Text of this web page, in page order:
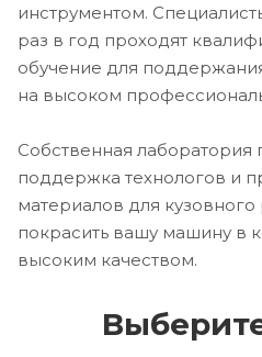
инструментом.
раз в год проходят
обучение для
на высоком
Собственная лаборатория
поддержка технологов и
материалов для
покрасить вашу машину в
высоким качеством.